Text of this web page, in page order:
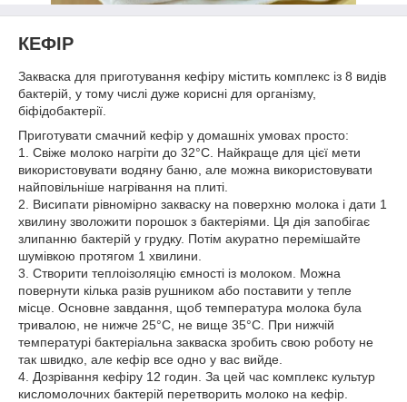
КЕФІР
Закваска для приготування кефіру містить комплекс із 8 видів
бактерій, у тому числі дуже корисні для організму,
біфідобактерії.
Приготувати смачний кефір у домашніх умовах просто:
1. Свіже молоко нагріти до 32°С. Найкраще для цієї мети
використовувати водяну баню, але можна використовувати
найповільніше нагрівання на плиті.
2. Висипати рівномірно закваску на поверхню молока і дати 1
хвилину зволожити порошок з бактеріями. Ця дія запобігає
злипанню бактерій у грудку. Потім акуратно перемішайте
шумівкою протягом 1 хвилини.
3. Створити теплоізоляцію ємності із молоком. Можна
повернути кілька разів рушником або поставити у тепле
місце. Основне завдання, щоб температура молока була
тривалою, не нижче 25°С, не вище 35°С. При нижчій
температурі бактеріальна закваска зробить свою роботу не
так швидко, але кефір все одно у вас вийде.
4. Дозрівання кефіру 12 годин. За цей час комплекс культур
кисломолочних бактерій перетворить молоко на кефір.